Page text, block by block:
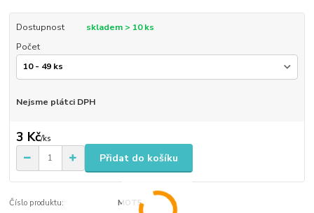
Dostupnost
skladem > 10 ks
Počet
Nejsme plátci DPH
3 Kč/ks
Přidat do košíku
Číslo produktu: MOT5